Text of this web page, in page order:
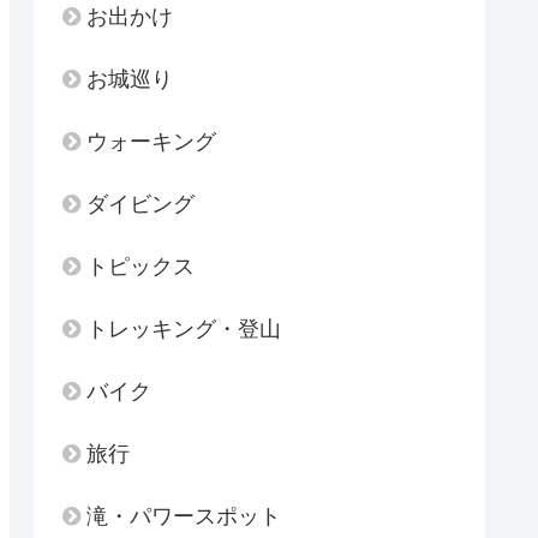
お出かけ
お城巡り
ウォーキング
ダイビング
トピックス
トレッキング・登山
バイク
旅行
滝・パワースポット